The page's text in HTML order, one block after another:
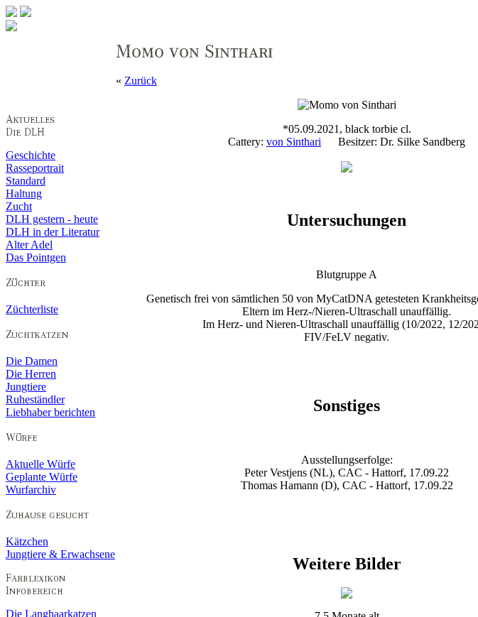
Geschichte
Rasseportrait
Standard
Haltung
Zucht
DLH gestern - heute
DLH in der Literatur
Alter Adel
Das Pointgen
Züchterliste
Die Damen
Die Herren
Jungtiere
Ruheständler
Liebhaber berichten
Aktuelle Würfe
Geplante Würfe
Wurfarchiv
Kätzchen
Jungtiere & Erwachsene
Die Langhaarkatzen
« Zurück
*05.09.2021, black torbie cl.
Cattery: von Sinthari Besitzer: Dr. Silke Sandberg
Untersuchungen
Blutgruppe A
Genetisch frei von sämtlichen 50 von MyCatDNA getesteten
Eltern im Herz-/Nieren-Ultraschall unauffällig.
Im Herz- und Nieren-Ultraschall unauffällig (10/2022, 12/
FIV/FeLV negativ.
Sonstiges
Ausstellungserfolge:
Peter Vestjens (NL), CAC - Hattorf, 17.09.22
Thomas Hamann (D), CAC - Hattorf, 17.09.22
Weitere Bilder